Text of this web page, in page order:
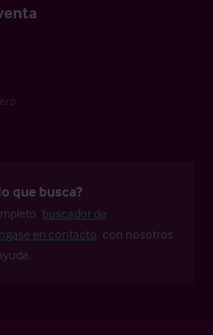
que busca?
buscador de
en contacto con nosotros